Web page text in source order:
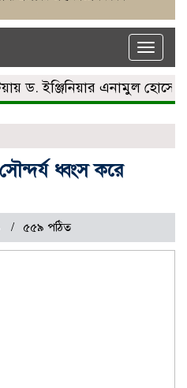
Toggle
ড. ইঞ্জিনিয়ার এনামুল হোসেনকে
ধ্বংস করে
৫৫৯ পঠিত